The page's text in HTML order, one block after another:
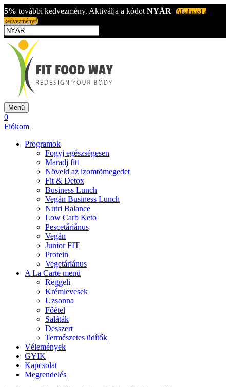
5% további kedvezmény. Aktiválja a kódot NYÁR
Alkalmazd a
kedvezményt!
Menü
0
Fiókom
Programok
Fogyj egészségesen
Maradj fitt
Növeld az izomtömegedet
Fit & Detox
Business Lunch
Vegán Business Lunch
Nutri Balance
Low Carb Keto
Pescetáriánus
Vegán
Junior FIT
Protein
Vegetáriánus
A La Carte menü
Reggeli
Krémlevesek
Uzsonna
Főétel
Saláták
Desszert
Természetes üdítők
Vélemények
GYIK
Kapcsolat
Megrendelés